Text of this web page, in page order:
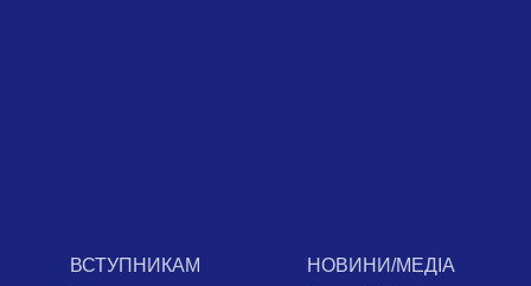
ВСТУПНИКАМ НОВИНИ/МЕДІА